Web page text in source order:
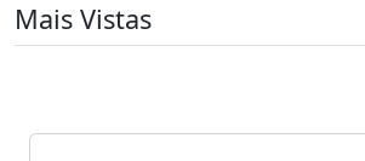
Mais Vistas